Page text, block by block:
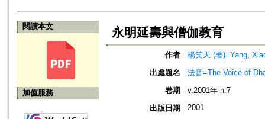
閱讀本文
加值服務
永明延壽與僧伽教育
作者
楊笑天 (著)=Yang,
出處題名
法音=The Voice of
卷期
v.2001年 n.7
出版日期
2001